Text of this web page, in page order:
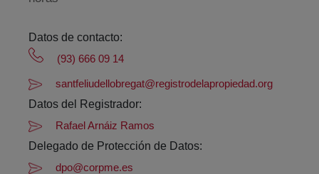
Datos de contacto:
(93) 666 09 14
santfeliudellobregat@registrodelapropiedad.org
Datos del Registrador:
Rafael Arnáiz Ramos
Delegado de Protección de Datos:
dpo@corpme.es